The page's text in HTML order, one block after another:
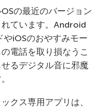
の最近のバージョン
ています。Android
iOSのおやすみモー
電話を取り損なうこ
るデジタル音に邪魔
クス専用アプリは、